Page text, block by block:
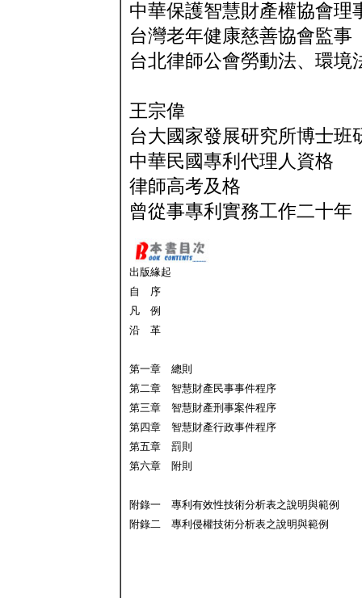
中華保護智慧財產權協會理
台灣老年健康慈善協會監事
台北律師公會勞動法、環境
王宗偉
台大國家發展研究所博士班
中華民國專利代理人資格
律師高考及格
曾從事專利實務工作二十年
出版緣起
自 序
凡 例
沿 革
第一章 總則
第二章 智慧財產民事事件程序
第三章 智慧財產刑事案件程序
第四章 智慧財產行政事件程序
第五章 罰則
第六章 附則
附錄一 專利有效性技術分析表之說明與範例
附錄二 專利侵權技術分析表之說明與範例